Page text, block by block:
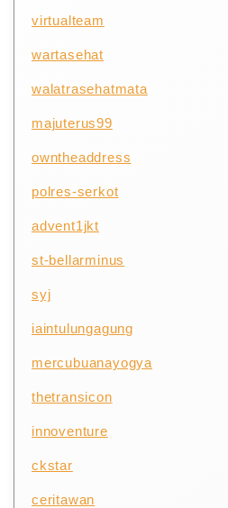
virtualteam
wartasehat
walatrasehatmata
majuterus99
owntheaddress
polres-serkot
advent1jkt
st-bellarminus
syj
iaintulungagung
mercubuanayogya
thetransicon
innoventure
ckstar
ceritawan